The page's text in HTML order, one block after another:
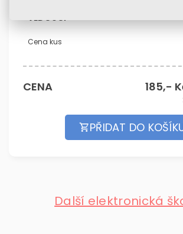
VEDOUCÍ
Cena kus
CENA 185,-
PŘIDAT DO
Další elektronická